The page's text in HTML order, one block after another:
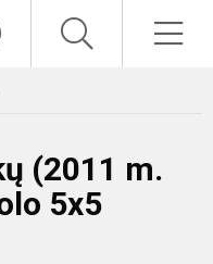
(2011 m.
5x5